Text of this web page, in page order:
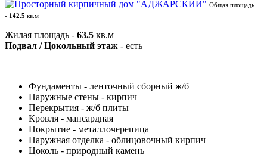
Общая площадь
- 142.5 кв.м
Жилая площадь - 63.5 кв.м
Подвал / Цокольный этаж - есть
Фундаменты - ленточный сборный ж/б
Наружные стены - кирпич
Перекрытия - ж/б плиты
Кровля - мансардная
Покрытие - металлочерепица
Наружная отделка - облицовочный кирпич
Цоколь - природный камень